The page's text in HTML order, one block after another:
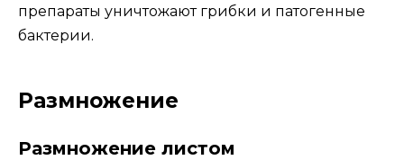
препараты уничтожают грибки и патогенные
бактерии.
Размножение
Размножение листом